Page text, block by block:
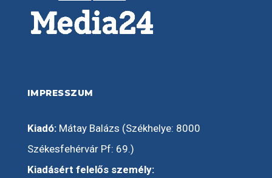
IMPRESSZUM
Kiadó:Mátay Balázs (Székhelye: 8000
Székesfehérvár Pf: 69.)
Kiadásért felelős személy: